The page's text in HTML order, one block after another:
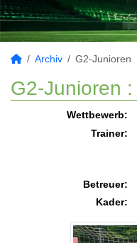
Archiv G2-Junioren
G2-Junioren :
Wettbewerb:
Trainer:
Betreuer:
Kader: